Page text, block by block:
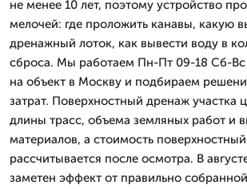
не менее 10 лет, поэтому устройство
мелочей: где проложить канавы, какую
дренажный лоток, как вывести воду в
сброса. Мы работаем Пн-Пт 09-18 Сб-
на объект в Москву и подбираем
затрат. Поверхностный дренаж участка
длины трасс, объема земляных работ и
материалов, а стоимость
рассчитывается после осмотра. В
заметен эффект от правильно